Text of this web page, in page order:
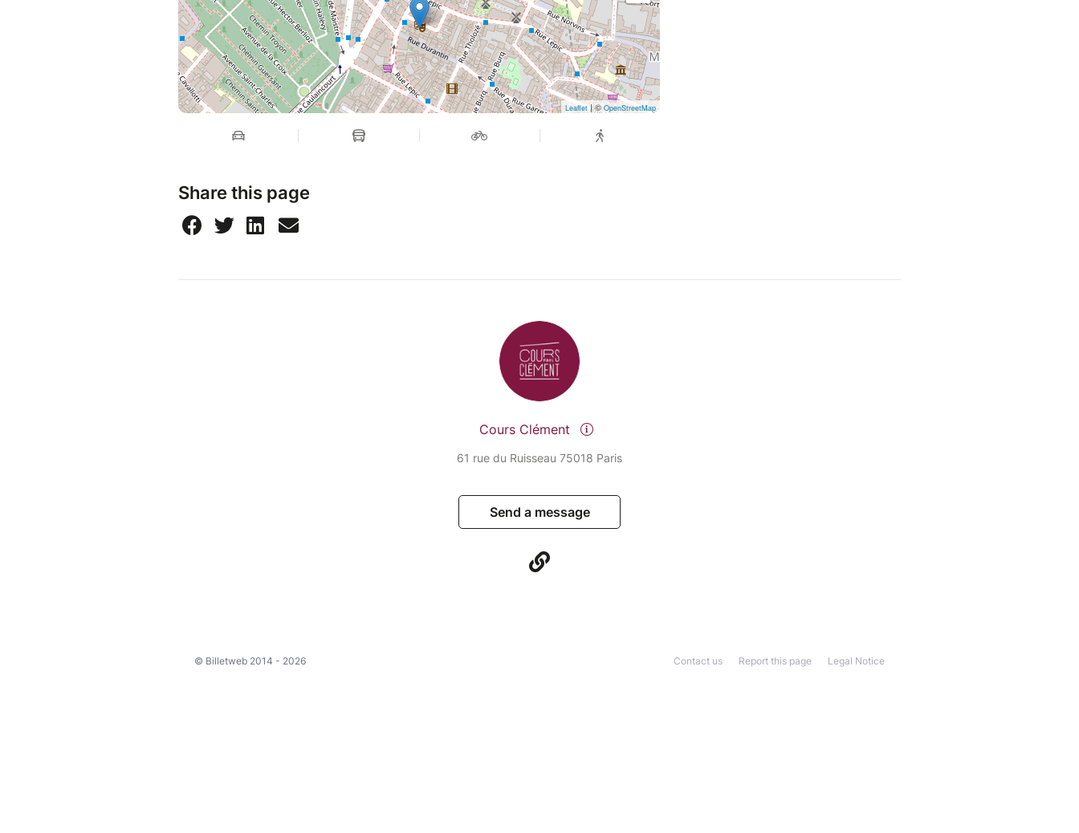
Leaflet| © OpenStreetMap
Share this page
Cours Clément
61 rue du Ruisseau 75018 Paris
Send a message
© Billetweb 2014 - 2026 Legal Notice
Report this page
Contact us